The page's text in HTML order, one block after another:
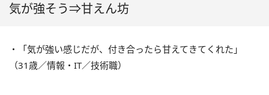
気が強そう⇒甘えん坊
・「気が強い感じだが、付き合ったら甘えてきてくれた」
（31歳／情報・IT／技術職）